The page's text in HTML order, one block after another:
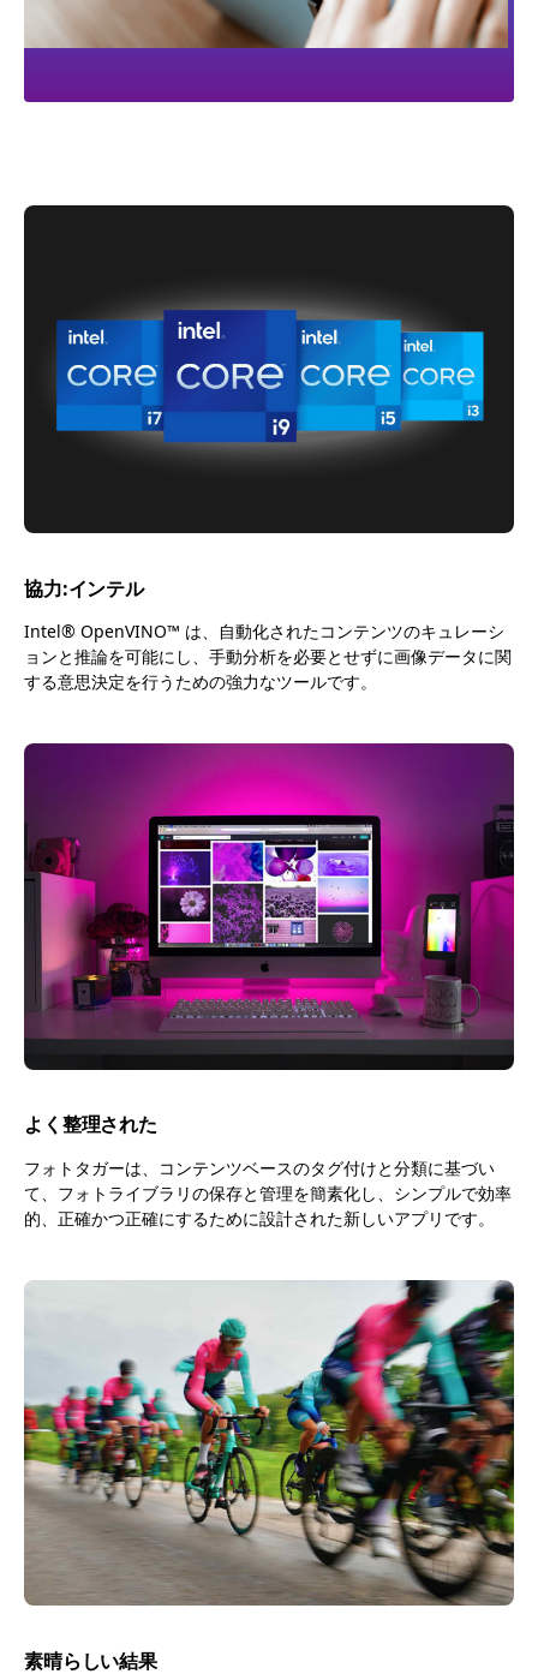
協力:インテル
Intel® OpenVINO™ は、自動化されたコンテンツのキュレーシ
ョンと推論を可能にし、手動分析を必要とせずに画像データに関
する意思決定を行うための強力なツールです。
よく整理された
フォトタガーは、コンテンツベースのタグ付けと分類に基づい
て、フォトライブラリの保存と管理を簡素化し、シンプルで効率
的、正確かつ正確にするために設計された新しいアプリです。
素晴らしい結果